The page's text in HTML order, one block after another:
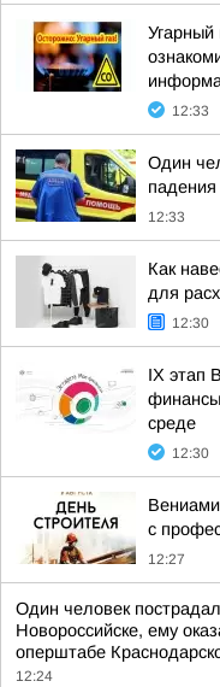
Угарный
12:33
Один
12:33
Как
для
12:30
IX этап
среде
12:30
с
12:27
Один человек
Новороссийске, ему
оперштабе
12:24